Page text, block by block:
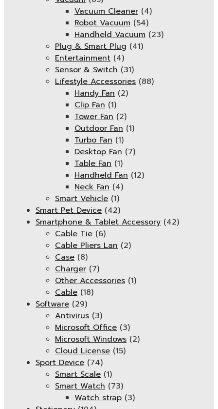
Vacuum Cleaner (4)
Robot Vacuum (54)
Handheld Vacuum (23)
Plug & Smart Plug (41)
Entertainment (4)
Sensor & Switch (31)
Lifestyle Accessories (88)
Handy Fan (2)
Clip Fan (1)
Tower Fan (2)
Outdoor Fan (1)
Turbo Fan (1)
Desktop Fan (7)
Table Fan (1)
Handheld Fan (12)
Neck Fan (4)
Smart Vehicle (1)
Smart Pet Device (42)
Smartphone & Tablet Accessory (42)
Cable Tie (6)
Cable Pliers Lan (2)
Case (8)
Charger (7)
Other Accessories (1)
Cable (18)
Software (29)
Antivirus (3)
Microsoft Office (3)
Microsoft Windows (2)
Cloud License (15)
Sport Device (74)
Smart Scale (1)
Smart Watch (73)
Watch strap (3)